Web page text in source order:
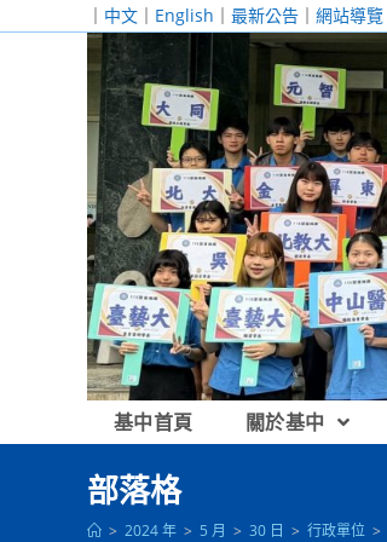
｜ 中文 ｜ English ｜ 最新公告 ｜ 網站導覽
基中首頁 關於基中
部落格
> 2024 年 > 5 月 > 30 日 > 行政單位 >